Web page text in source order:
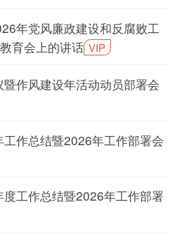
年党风廉政建设和反腐败工
育会上的讲话 VIP
作风建设年活动动员部署会
作总结暨2026年工作部署会
工作总结暨2026年工作部署